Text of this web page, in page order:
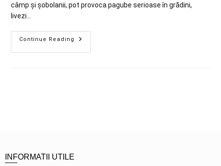
câmp și șobolanii, pot provoca pagube serioase în grădini,
livezi…
Continue Reading
INFORMATII UTILE